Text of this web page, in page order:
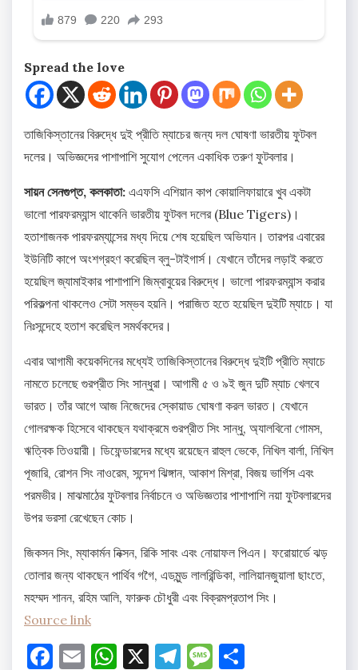
Spread the love
তাজিকিস্তানের বিরুদ্ধে দুই প্রীতি ম্যাচের জন্য দল ঘোষণা ভারতীয় ফুটবল
দলের। অভিজ্ঞদের পাশাপাশি সুযোগ পেলেন একাধিক তরুণ ফুটবলার।
সায়ন সেনগুপ্ত, কলকাতা: এএফসি এশিয়ান কাপ কোয়ালিফায়ারে খুব একটা
ভালো পারফরম্যান্স থাকেনি ভারতীয় ফুটবল দলের (Blue Tigers)।
হতাশাজনক পারফরম্যান্সের মধ্য দিয়ে শেষ হয়েছিল অভিযান। তারপর এবারের
ইউনিটি কাপে অংশগ্রহণ করেছিল ব্লু-টাইগার্স‌। যেখানে তাঁদের লড়াই করতে
হয়েছিল জ্যামাইকার পাশাপাশি জিম্বাবুয়ের বিরুদ্ধে। ভালো পারফরম্যান্স করার
পরিকল্পনা থাকলেও সেটা সম্ভব হয়নি। পরাজিত হতে হয়েছিল দুইটি ম্যাচে। যা
নিঃসন্দেহে হতাশ করেছিল সমর্থকদের।
এবার আগামী কয়েকদিনের মধ্যেই তাজিকিস্তানের বিরুদ্ধে দুইটি প্রীতি ম্যাচে
নামতে চলেছে গুরপ্রীত সিং সান্ধুরা। আগামী ৫ ও ৯ই জুন দুটি ম্যাচ খেলবে
ভারত। তাঁর আগে আজ নিজেদের স্কোয়াড ঘোষণা করল ভারত। যেখানে
গোলরক্ষক হিসেবে থাকছেন যথাক্রমে গুরপ্রীত সিং সান্ধু, অ্যালবিনো গোমস,
ঋত্বিক তিওয়ারী। ডিফেন্ডারদের মধ্যে রয়েছেন রাহুল ভেকে, নিখিল বার্লা, নিখিল
পূজারি, রোশন সিং নাওরেম, সন্দেশ ঝিঙ্গান, আকাশ মিশ্রা, বিজয় ভার্গিস এবং
পরমভীর। মাঝমাঠের ফুটবলার নির্বাচনে ও অভিজ্ঞতার পাশাপাশি নয়া ফুটবলারদের
উপর ভরসা রেখেছেন কোচ।
জিকসন সিং, ম্যাকার্মন নিক্সন, রিকি সাবং এবং নোয়াফল পিএন। ফরোয়ার্ডে ঝড়
তোলার জন্য থাকছেন পার্থিব গগৈ, এডমুন্ড লালরিন্ডিকা, লালিয়ানজুয়ালা ছাংতে,
মহম্মদ শানন, রহিম আলি, ফারুক চৌধুরী এবং বিক্রমপ্রতাপ সিং।
Source link
Facebook
EmailWhatsApp
X Telegram
Message